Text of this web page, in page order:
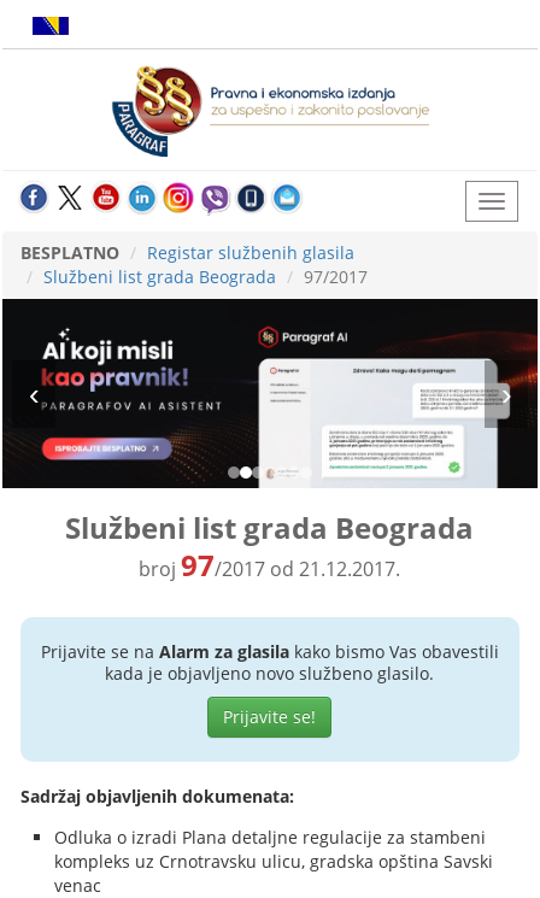
BESPLATNO
Registar službenih glasila
Službeni list grada Beograda
97/2017
Službeni list grada Beograda
broj97/2017 od 21.12.2017.
Prijavite se na Alarm za glasilakako bismo Vas obavestili
kada je objavljeno novo službeno glasilo.
Prijavite se!
Sadržaj objavljenih dokumenata:
Odluka o izradi Plana detaljne regulacije za stambeni
kompleks uz Crnotravsku ulicu, gradska opština Savski
venac